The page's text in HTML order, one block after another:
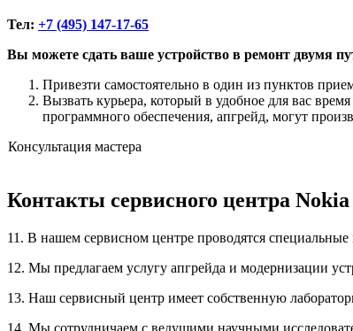
Тел: +7 (495) 147-17-65
Вы можете сдать ваше устройство в ремонт двумя
Привезти самостоятельно в один из пунктов
Вызвать курьера, который в удобное для вас
программного обеспечения, апгрейд, могут
Консультация мастера
Контакты сервисного центра Nokia
11. В нашем сервисном центре проводятся специальные
12. Мы предлагаем услугу апгрейда и модернизации
13. Наш сервисный центр имеет собственную
14. Мы сотрудничаем с ведущими научными